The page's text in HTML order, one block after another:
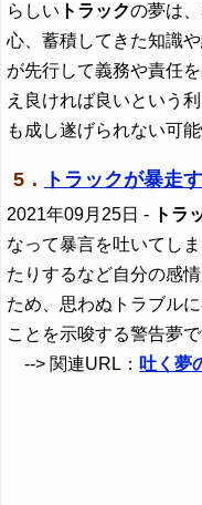
らしい トラックの夢は
心、蓄積してきた知識
が先行して義務や責任
え良ければ良いという
も成し遂げられない可
5． トラックが暴走
2021年09月25日 - トラ
なって暴言を吐いてし
たりするなど自分の感
ため、思わぬトラブル
ことを示唆する警告夢で
--> 関連URL： 吐く夢